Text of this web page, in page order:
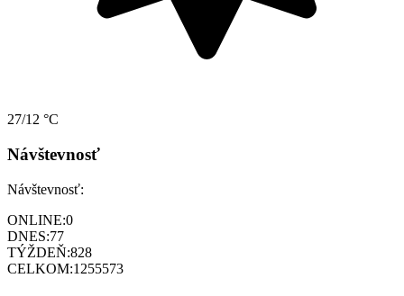
27/12 °C
Návštevnosť
Návštevnosť:
ONLINE:0
DNES:77
TÝŽDEŇ:828
CELKOM:1255573